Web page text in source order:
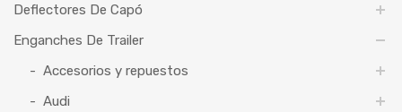
Deflectores De Capó
Enganches De Trailer
Accesorios y repuestos
Audi